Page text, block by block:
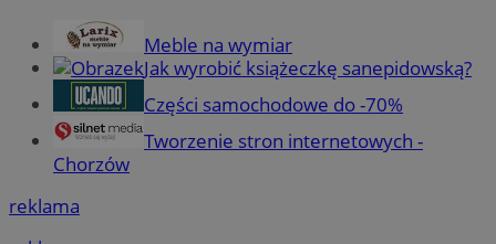
Meble na wymiar
Jak wyrobić książeczkę sanepidowską?
Części samochodowe do -70%
Tworzenie stron internetowych -
Chorzów
reklama